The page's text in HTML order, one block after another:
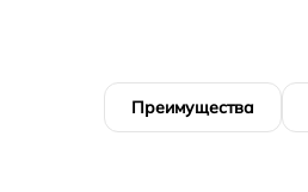
Преимущества